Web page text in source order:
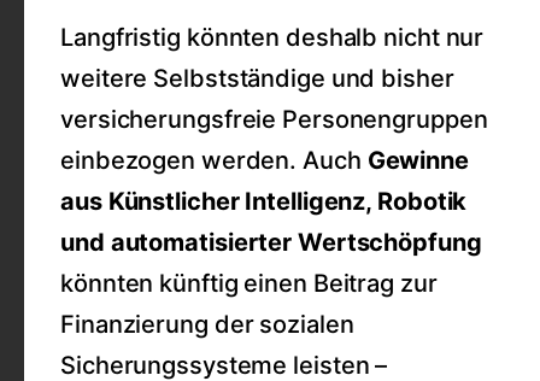
Langfristig könnten deshalb nicht nur
weitere Selbstständige und bisher
versicherungsfreie Personengruppen
einbezogen werden. Auch Gewinne
aus Künstlicher Intelligenz, Robotik
und automatisierter Wertschöpfung
könnten künftig einen Beitrag zur
Finanzierung der sozialen
Sicherungssysteme leisten –